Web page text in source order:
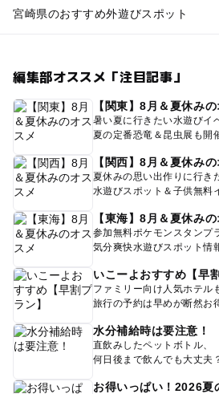
宮崎県のおすすめ外遊びスポット
編集部オススメ「注目記事」
【関東】8月＆夏休み
暑い夏に行きたい水遊びイ
夏の定番恐竜＆昆虫展も開
【関西】8月＆夏休み
夏休みの思い出作りに行き
水遊びスポット＆子供無料
【東海】8月＆夏休み
参加無料ポケモンスタンプ
気分爽快水遊びスポット情
いこーよおすすめ【早
ファミリー向け人気ホテル
旅行の予約は早めが断然お
水分補給時は要注意！
直飲みしたペットボトル、
何日後まで飲んでも大丈夫
お得いっぱい！2026夏